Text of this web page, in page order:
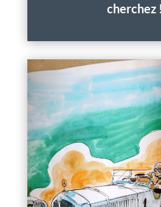
cherchez !